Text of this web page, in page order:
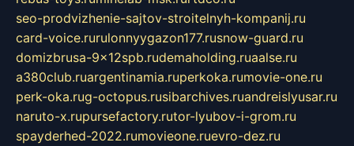
seo-prodvizhenie-sajtov-stroitelnyh-kompanij.ru
card-voice.rurulonnyygazon177.rusnow-guard.ru
domizbrusa-9x12spb.rudemaholding.ruaalse.ru
a380club.ruargentinamia.ruperkoka.rumovie-one.ru
perk-oka.rug-octopus.rusibarchives.ruandreislyusar.ru
naruto-x.rupursefactory.rutor-lyubov-i-grom.ru
spayderhed-2022.rumovieone.ruevro-dez.ru